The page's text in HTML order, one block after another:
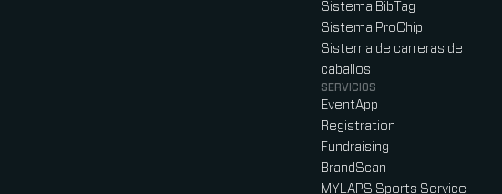
Sistema BibTag
Sistema ProChip
Sistema de carreras de
caballos
SERVICIOS
EventApp
Registration
Fundraising
BrandScan
MYLAPS Sports Service